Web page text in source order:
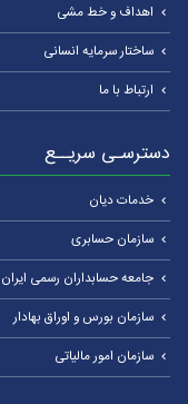
اهداف و خط مشی
ساختار سرمایه انسانی
ارتباط با ما
دسترسـی سریــع
خدمات دیان
سازمان حسابری
جامعه حسابداران رسمی ایران
سازمان بورس و اوراق بهادار
سازمان امور مالیاتی